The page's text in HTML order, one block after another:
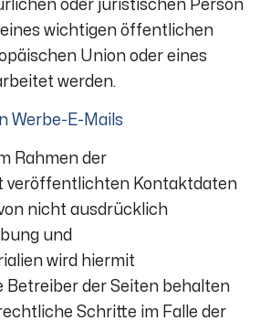
oder juristischen Person
wichtigen öffentlichen
Union oder eines
werden.
Werbe-E-Mails
Rahmen der
veröffentlichten Kontaktdaten
nicht ausdrücklich
und
wird hiermit
Betreiber der Seiten behalten
Schritte im Falle der